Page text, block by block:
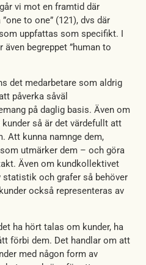
vi mot en framtid där
to one” (121), dvs där
uppfattas som specifikt. I
begreppet ”human to
det medarbetare som aldrig
påverka såväl
på daglig basis. Även om
så är det värdefullt att
Att kunna namnge dem,
utmärker dem – och göra
Även om kundkollektivet
och grafer så behöver
också representeras av
ha hört talas om kunder, ha
förbi dem. Det handlar om att
med någon form av